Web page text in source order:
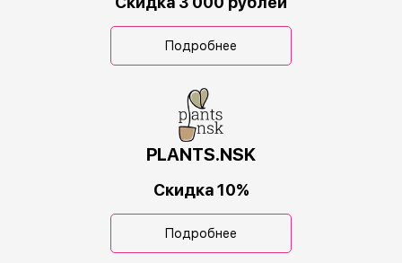
Подробнее
PLANTS.NSK
Скидка 10%
Подробнее